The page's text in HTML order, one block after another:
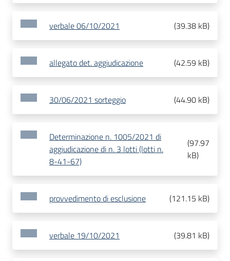
verbale 06/10/2021 (39.38 kB)
allegato det. aggiudicazione (42.59 kB)
30/06/2021 sorteggio (44.90 kB)
Determinazione n. 1005/2021 di
aggiudicazione di n. 3 lotti (lotti n.
8-41-67)
(97.97
kB)
provvedimento di esclusione (121.15 kB)
verbale 19/10/2021 (39.81 kB)